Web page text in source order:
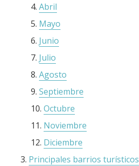
Abril
Mayo
Junio
Julio
Agosto
Septiembre
Octubre
Noviembre
Diciembre
Principales barrios turísticos